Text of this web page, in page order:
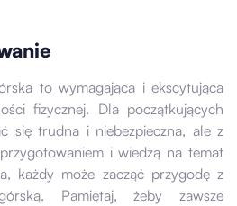
to wymagająca i ekscytująca
fizycznej. Dla początkujących
się trudna i niebezpieczna, ale z
i wiedzą na temat
każdy może zacząć przygodę z
Pamiętaj, żeby zawsze